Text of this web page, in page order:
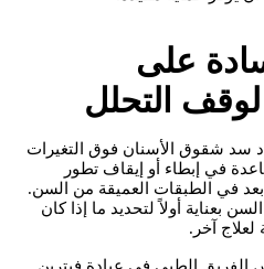
على
التحلل
سد شقوق الأسنان فوق التغيرات
في إبطاء أو إيقاف تطور
في الطبقات العميقة من السن.
أولاً لتحديد ما إذا كان
لعلاج آخر.
الفريق الطبي في عيادة فيترين